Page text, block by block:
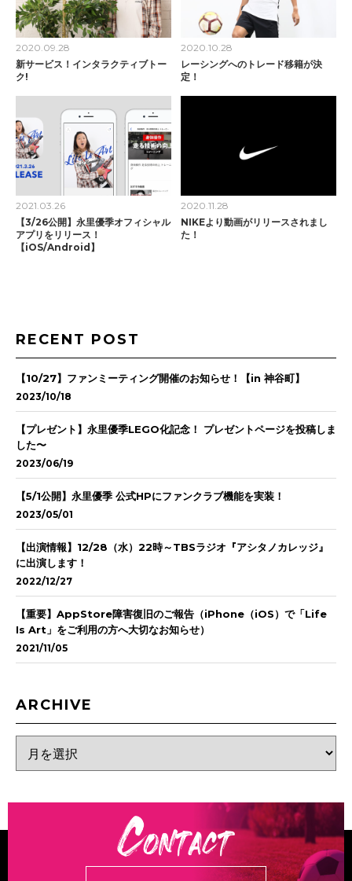
2020.09.28
新サービス！インタラクティブトー
ク!
2020.10.28
レーシングへのトレード移籍が決
定！
2021.03.26
【3/26公開】永里優季オフィシャル
アプリをリリース！
【iOS/Android】
2020.11.28
NIKEより動画がリリースされまし
た！
RECENT POST
【10/27】ファンミーティング開催のお知らせ！【in 神谷町】
2023/10/18
【プレゼント】永里優季LEGO化記念！ プレゼントページを投稿しま
した〜
2023/06/19
【5/1公開】永里優季 公式HPにファンクラブ機能を実装！
2023/05/01
【出演情報】12/28（水）22時～TBSラジオ『アシタノカレッジ』
に出演します！
2022/12/27
【重要】AppStore障害復旧のご報告（iPhone（iOS）で「Life
Is Art」をご利用の方へ大切なお知らせ）
2021/11/05
ARCHIVE